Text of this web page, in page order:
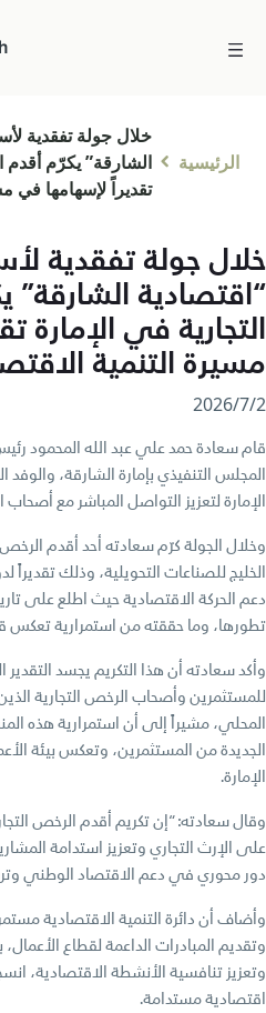
الرئيسية
خلال جولة تفقدية
الشارقة” يكرّم أقدم
تقديراً لإسهامها في
خلال جولة تفقدية
“اقتصادية
التجارية في الإمارة
مسيرة التنمية
2‏/7‏/2026
قام سعادة حمد علي عبد الله المحمود
المجلس التنفيذي بإمارة الشارقة،
الإمارة لتعزيز التواصل المباشر مع أصحاب
وخلال الجولة كرّم سعادته أحد أقدم
الخليج للصناعات التحويلية، وذلك
دعم الحركة الاقتصادية حيث اطلع على
تطورها، وما حققته من استمرارية تعكس
وأكد سعادته أن هذا التكريم يجسد
للمستثمرين وأصحاب الرخص التجارية
المحلي، مشيراً إلى أن استمرارية هذه
الجديدة من المستثمرين، وتعكس بيئة
الإمارة.
وقال سعادته: “إن تكريم أقدم الرخص
على الإرث التجاري وتعزيز استدامة
دور محوري في دعم الاقتصاد الوطني
وأضاف أن دائرة التنمية الاقتصادية
وتقديم المبادرات الداعمة لقطاع
وتعزيز تنافسية الأنشطة الاقتصادية،
اقتصادية مستدامة.